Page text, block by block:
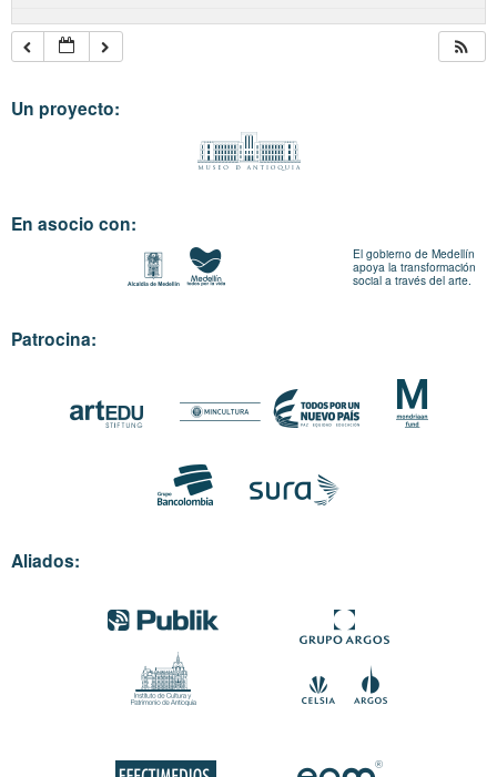
Un proyecto:
En asocio con:
El gobierno de Medellín
apoya la transformación
social a través del arte.
Patrocina:
Aliados: